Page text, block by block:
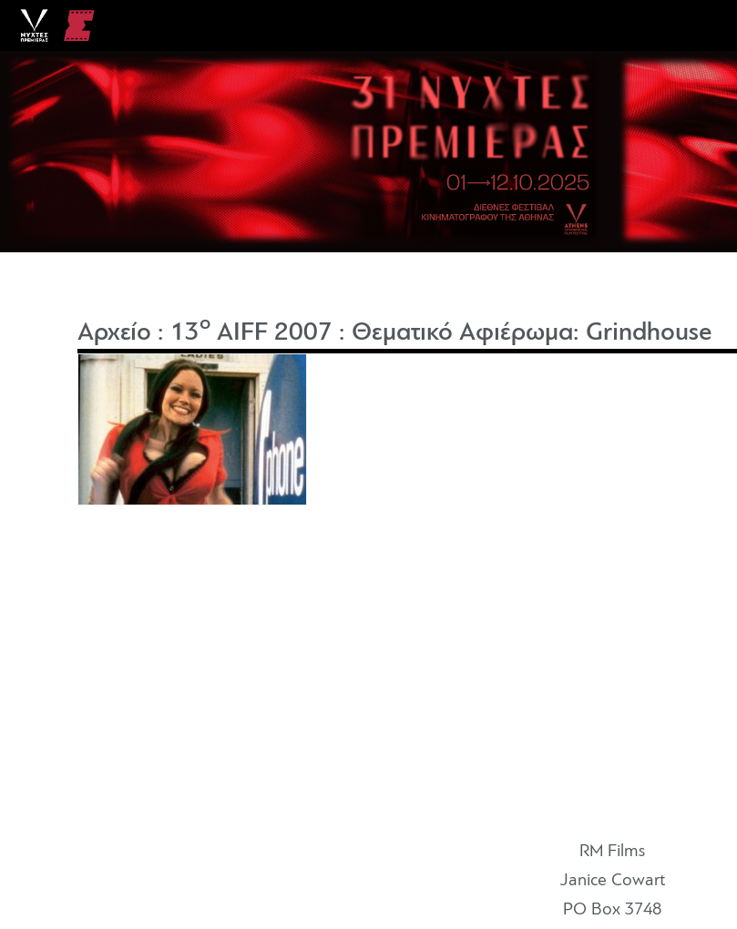
Αρχείο : 13o AIFF 2007 : Θεματικό Αφιέρωμα: Grindhouse
RM Films
Janice Cowart
PO Box 3748